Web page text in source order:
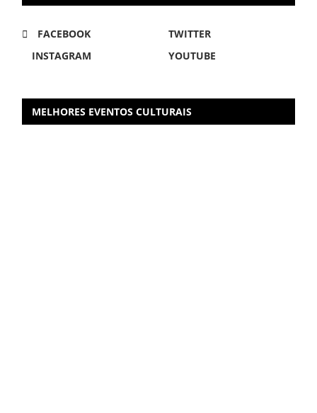
FACEBOOK
TWITTER
INSTAGRAM
YOUTUBE
MELHORES EVENTOS CULTURAIS